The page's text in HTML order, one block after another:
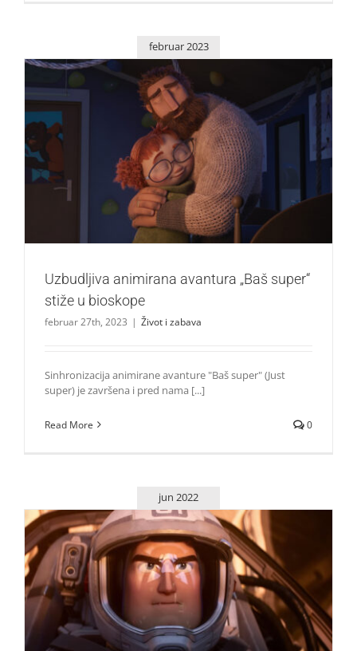
februar 2023
Uzbudljiva animirana avantura „Baš super“ stiže u
bioskope
Život i zabava
Uzbudljiva animirana avantura „Baš super“
stiže u bioskope
februar 27th, 2023 | Život i zabava
Sinhronizacija animirane avanture "Baš super" (Just
super) je završena i pred nama [...]
Read More 0
jun 2022
Da li ste znali kako je crtani junak Baz Svetlosni (Lightyear)
mogao da se zove?
Život i zabava